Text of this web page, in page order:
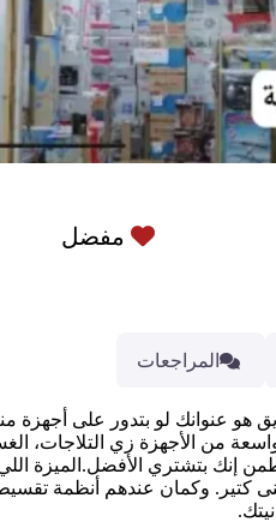
مفضل
المراجعات
هو عنوانك لو بتدور على أجهزة
من الأجهزة زي التلاجات،
بتشتري الأفضل.الميزة اللي
وكمان عندهم أنظمة